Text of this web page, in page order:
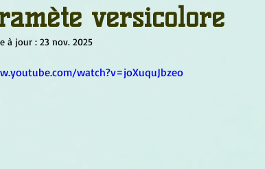
Bach Géométrie sacrée
versicolore
à jour : 23 nov. 2025
watch?v=joXuquJbzeo